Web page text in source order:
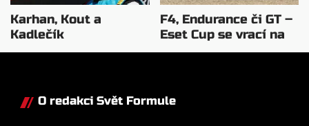
Karhan, Kout a
Kadlečík
reprezentanty na FIA
F4, Endurance či GT –
Eset Cup se vrací na
Slovensko
O redakci Svět Formule